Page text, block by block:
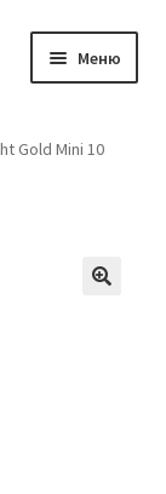
Меню
Gold Mini 10